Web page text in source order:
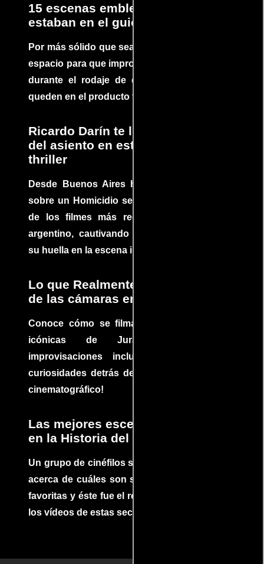
15 escenas emblemáticas que no
estaban en el guion
Por más sólido que sea un guión siempre hay
espacio para que improvisaciones que se dan
durante el rodaje de determinadas escenas
queden en el producto final.
Ricardo Darín te llevará al borde
del asiento en este increíble
thriller
Desde Buenos Aires hasta el mundo, Tesis
sobre un Homicidio se ha convertido en uno
de los filmes más recomendados del cine
argentino, cautivando audiencias y dejando
su huella en la escena internacional.
Lo que Realmente Sucedió detrás
de las cámaras en Jurassic Park
Conoce cómo se filmaron algunas escenas
icónicas de Jurassic Park, con
improvisaciones incluidas. ¡Descubre las
curiosidades detrás del rodaje de un clásico
cinematográfico!
Las mejores escenas de acción
en la Historia del cine
Un grupo de cinéfilos se juntaron para debatir
acerca de cuáles son sus escenas de acción
favoritas y éste fue el resultado. No te pierdas
los vídeos de estas secuencias inolvidables.